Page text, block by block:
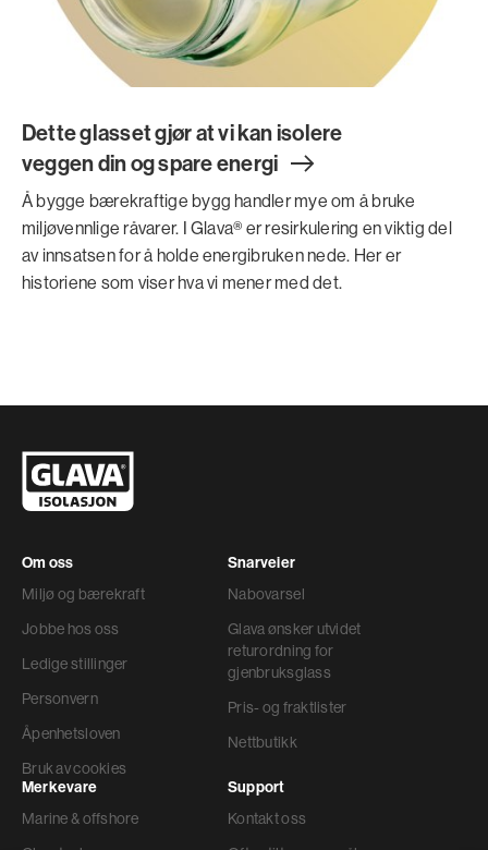
Dette glasset gjør at vi kan isolere
veggen din og spare energi
Å bygge bærekraftige bygg handler mye om å bruke
miljøvennlige råvarer. I Glava® er resirkulering en viktig del
av innsatsen for å holde energibruken nede. Her er
historiene som viser hva vi mener med det.
Om oss
Miljø og bærekraft
Jobbe hos oss
Ledige stillinger
Personvern
Åpenhetsloven
Bruk av cookies
Snarveier
Nabovarsel
Glava ønsker utvidet
returordning for
gjenbruksglass
Pris- og fraktlister
Nettbutikk
Merkevare
Marine & offshore
Support
Kontakt oss